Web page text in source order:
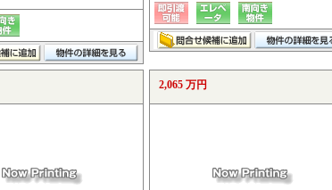
2,065 万円